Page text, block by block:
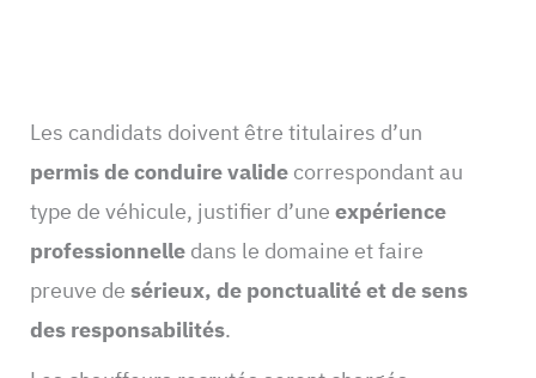
Les candidats doivent être titulaires d’un
permis de conduire validecorrespondant au
type de véhicule, justifier d’uneexpérience
professionnelledans le domaine et faire
preuve desérieux, de ponctualité et de sens
des responsabilités.